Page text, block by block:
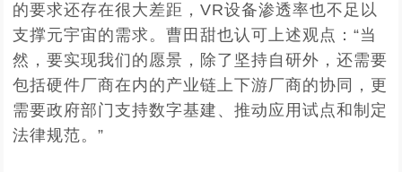
的要求还存在很大差距，VR设备渗透率也不足以
支撑元宇宙的需求。曹田甜也认可上述观点：“当
然，要实现我们的愿景，除了坚持自研外，还需要
包括硬件厂商在内的产业链上下游厂商的协同，更
需要政府部门支持数字基建、推动应用试点和制定
法律规范。”